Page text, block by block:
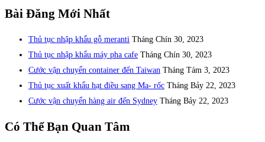
Bài Đăng Mới Nhất
Thủ tục nhập khẩu gỗ meranti Tháng Chín 30, 2023
Thủ tục nhập khẩu máy pha cafe Tháng Chín 30, 2023
Cước vận chuyển container đến Taiwan Tháng Tám 3, 2023
Thủ tục xuất khẩu hạt điều sang Ma- rốc Tháng Bảy 22, 2023
Cước vận chuyển hàng air đến Sydney Tháng Bảy 22, 2023
Có Thể Bạn Quan Tâm